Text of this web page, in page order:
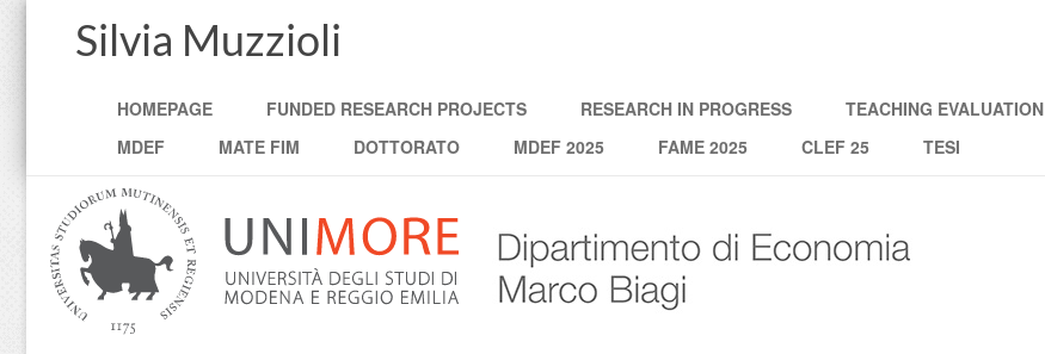
Silvia Muzzioli
HOMEPAGE FUNDED RESEARCH PROJECTS RESEARCH IN PROGRESS TEACHING EVALUATION
MDEF
MATE FIM DOTTORATO MDEF 2025 FAME 2025 CLEF 25 TESI